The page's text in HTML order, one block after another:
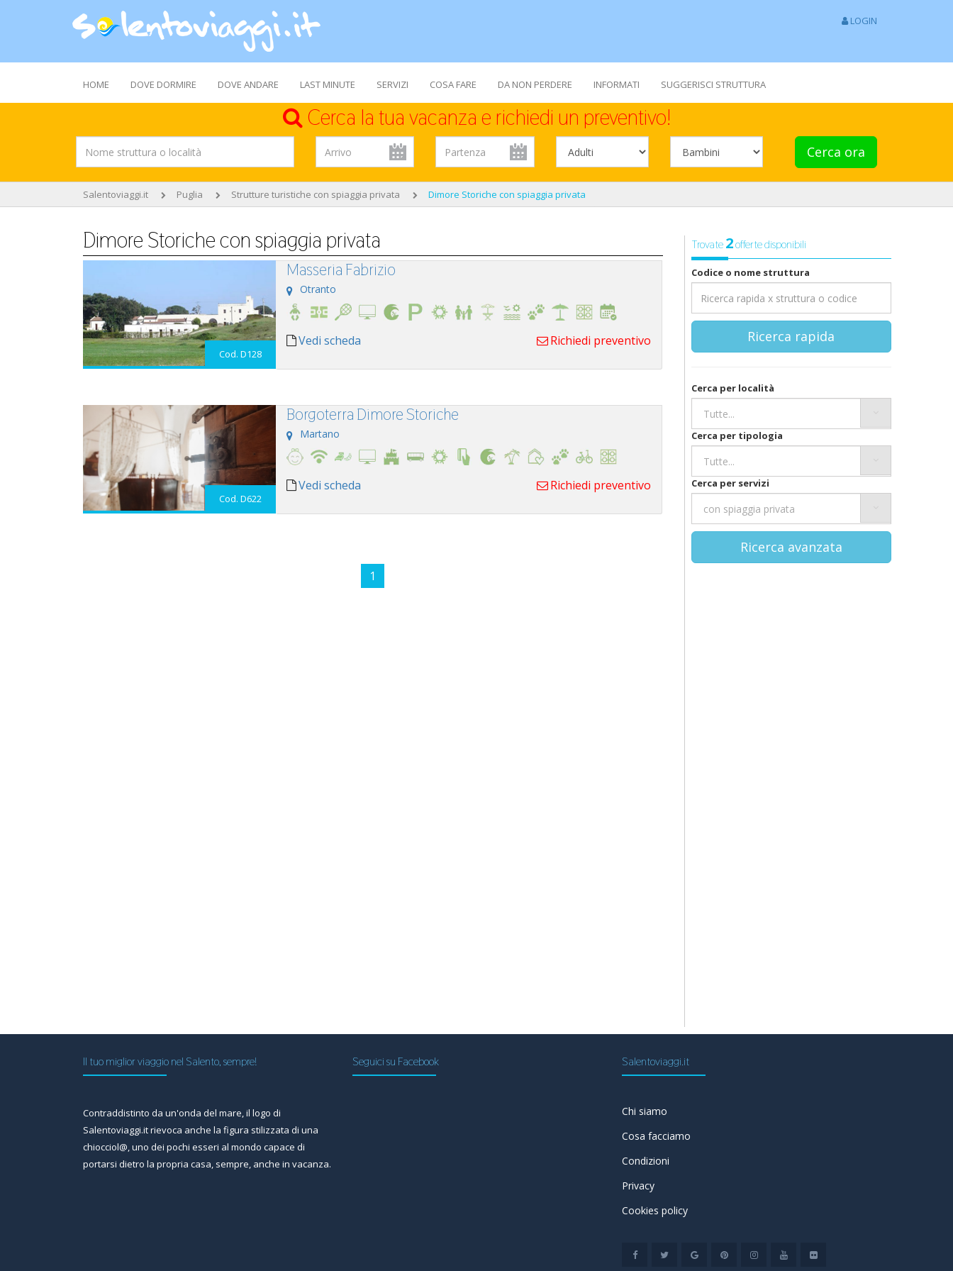
LOGIN
HOME DOVE DORMIRE DOVE ANDARE LAST MINUTE SERVIZI COSA FARE DA NON PERDERE INFORMATI SUGGERISCI STRUTTURA
Cerca la tua vacanza e richiedi un preventivo!
Cerca ora
Salentoviaggi.it Puglia Strutture turistiche con spiaggia privata Dimore Storiche con spiaggia privata
Dimore Storiche con spiaggia privata
Cod. D128
Masseria Fabrizio
Otranto
Vedi scheda Richiedi preventivo
Cod. D622
Borgoterra Dimore Storiche
Martano
Vedi scheda Richiedi preventivo
1
Trovate2offerte disponibili
Codice o nome struttura
Ricerca rapida
Cerca per località
Cerca per tipologia
Cerca per servizi
Ricerca avanzata
Il tuo miglior viaggio nel Salento, sempre!
Contraddistinto da un'onda del mare, il logo di
Salentoviaggi.it rievoca anche la figura stilizzata di una
chiocciol@, uno dei pochi esseri al mondo capace di
portarsi dietro la propria casa, sempre, anche in vacanza.
Seguici su Facebook Salentoviaggi.it
Chi siamo
Cosa facciamo
Condizioni
Privacy
Cookies policy